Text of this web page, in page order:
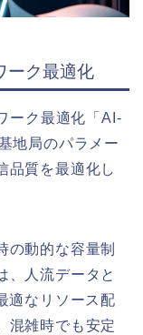
ーク最適化
ーク最適化「AI-
地局のパラメー
品質を最適化し
の動的な容量制
、人流データと
適なリソース配
混雑時でも安定